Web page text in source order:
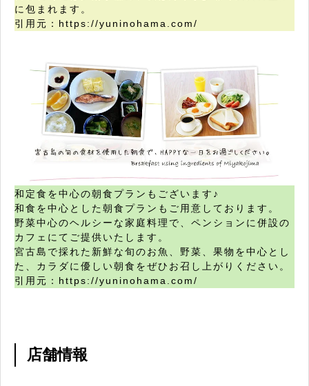
に包まれます。
引用元：https://yuninohama.com/
和定食を中心の朝食プランもございます♪
和食を中心とした朝食プランもご用意しております。
野菜中心のヘルシーな家庭料理で、ペンションに併設の
カフェにてご提供いたします。
宮古島で採れた新鮮な旬のお魚、野菜、果物を中心とし
た、カラダに優しい朝食をぜひお召し上がりください。
引用元：https://yuninohama.com/
店舗情報